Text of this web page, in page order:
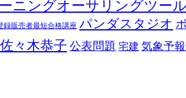
ニングオーサリングツール
録販売者最短合格講座 パンダスタジオ
佐々木恭子 公表問題 宅建 気象予